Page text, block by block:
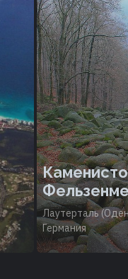
Лаутерталь
Германия